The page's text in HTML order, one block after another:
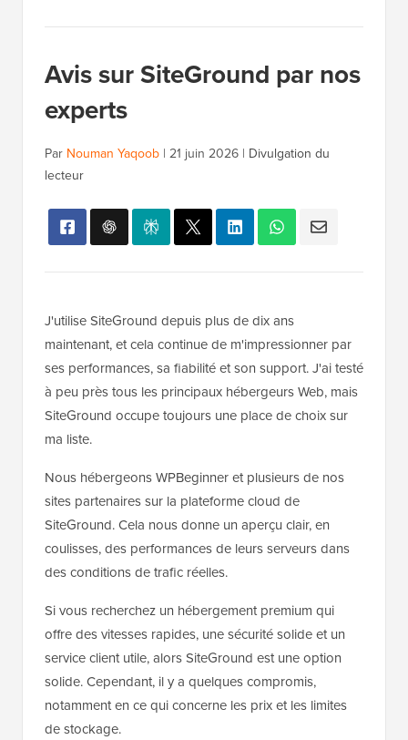
Avis sur SiteGround par nos
experts
Par Nouman Yaqoob | 21 juin 2026 | Divulgation du
lecteur
J'utilise SiteGround depuis plus de dix ans
maintenant, et cela continue de m'impressionner par
ses performances, sa fiabilité et son support. J'ai testé
à peu près tous les principaux hébergeurs Web, mais
SiteGround occupe toujours une place de choix sur
ma liste.
Nous hébergeons WPBeginner et plusieurs de nos
sites partenaires sur la plateforme cloud de
SiteGround. Cela nous donne un aperçu clair, en
coulisses, des performances de leurs serveurs dans
des conditions de trafic réelles.
Si vous recherchez un hébergement premium qui
offre des vitesses rapides, une sécurité solide et un
service client utile, alors SiteGround est une option
solide. Cependant, il y a quelques compromis,
notamment en ce qui concerne les prix et les limites
de stockage.